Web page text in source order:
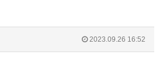
2023.09.26 16:52